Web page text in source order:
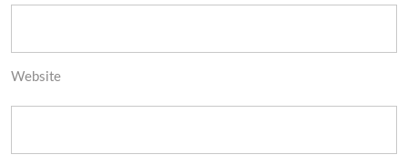
Website